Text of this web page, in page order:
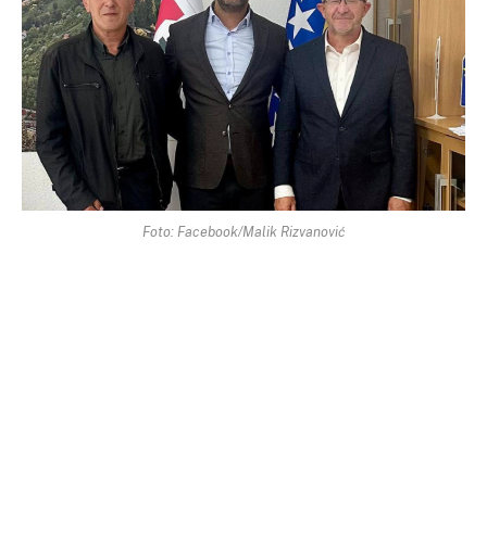
Foto: Facebook/Malik Rizvanović